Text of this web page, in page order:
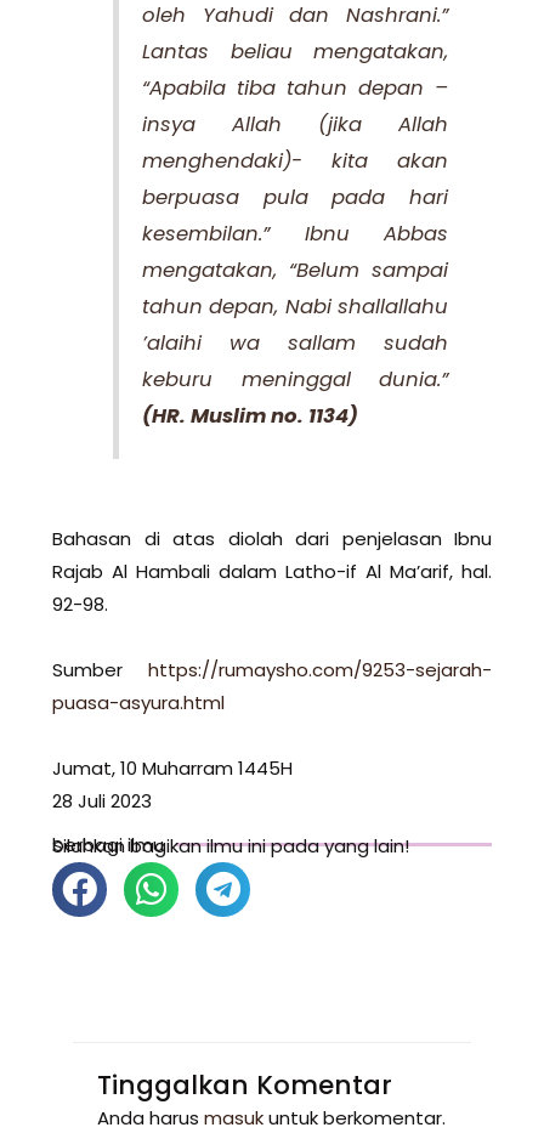
oleh Yahudi dan Nashrani.”
Lantas beliau mengatakan,
“Apabila tiba tahun depan –
insya Allah (jika Allah
menghendaki)- kita akan
berpuasa pula pada hari
kesembilan.” Ibnu Abbas
mengatakan, “Belum sampai
tahun depan, Nabi shallallahu
’alaihi wa sallam sudah
keburu meninggal dunia.”
(HR. Muslim no. 1134)
Bahasan di atas diolah dari penjelasan Ibnu
Rajab Al Hambali dalam Latho-if Al Ma’arif, hal.
92-98.
Sumber https://rumaysho.com/9253-sejarah-
puasa-asyura.html
Jumat, 10 Muharram 1445H
28 Juli 2023
berbagi ilmu
Silahkan bagikan ilmu ini pada yang lain!
Tinggalkan Komentar
Anda harus masukuntuk berkomentar.